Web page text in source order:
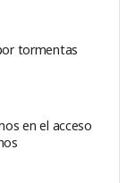
tormentas
en el acceso